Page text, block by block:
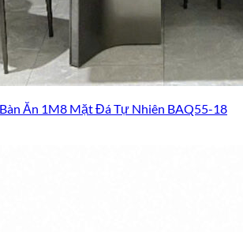
Bàn Ăn 1M8 Mặt Đá Tự Nhiên BAQ55-18